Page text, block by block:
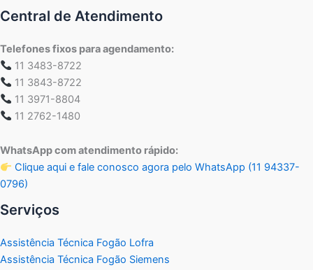
Central de Atendimento
Telefones fixos para agendamento:
11 3483-8722
11 3843-8722
11 3971-8804
11 2762-1480
WhatsApp com atendimento rápido:
Clique aqui e fale conosco agora pelo WhatsApp (11 94337-
0796)
Serviços
Assistência Técnica Fogão Lofra
Assistência Técnica Fogão Siemens